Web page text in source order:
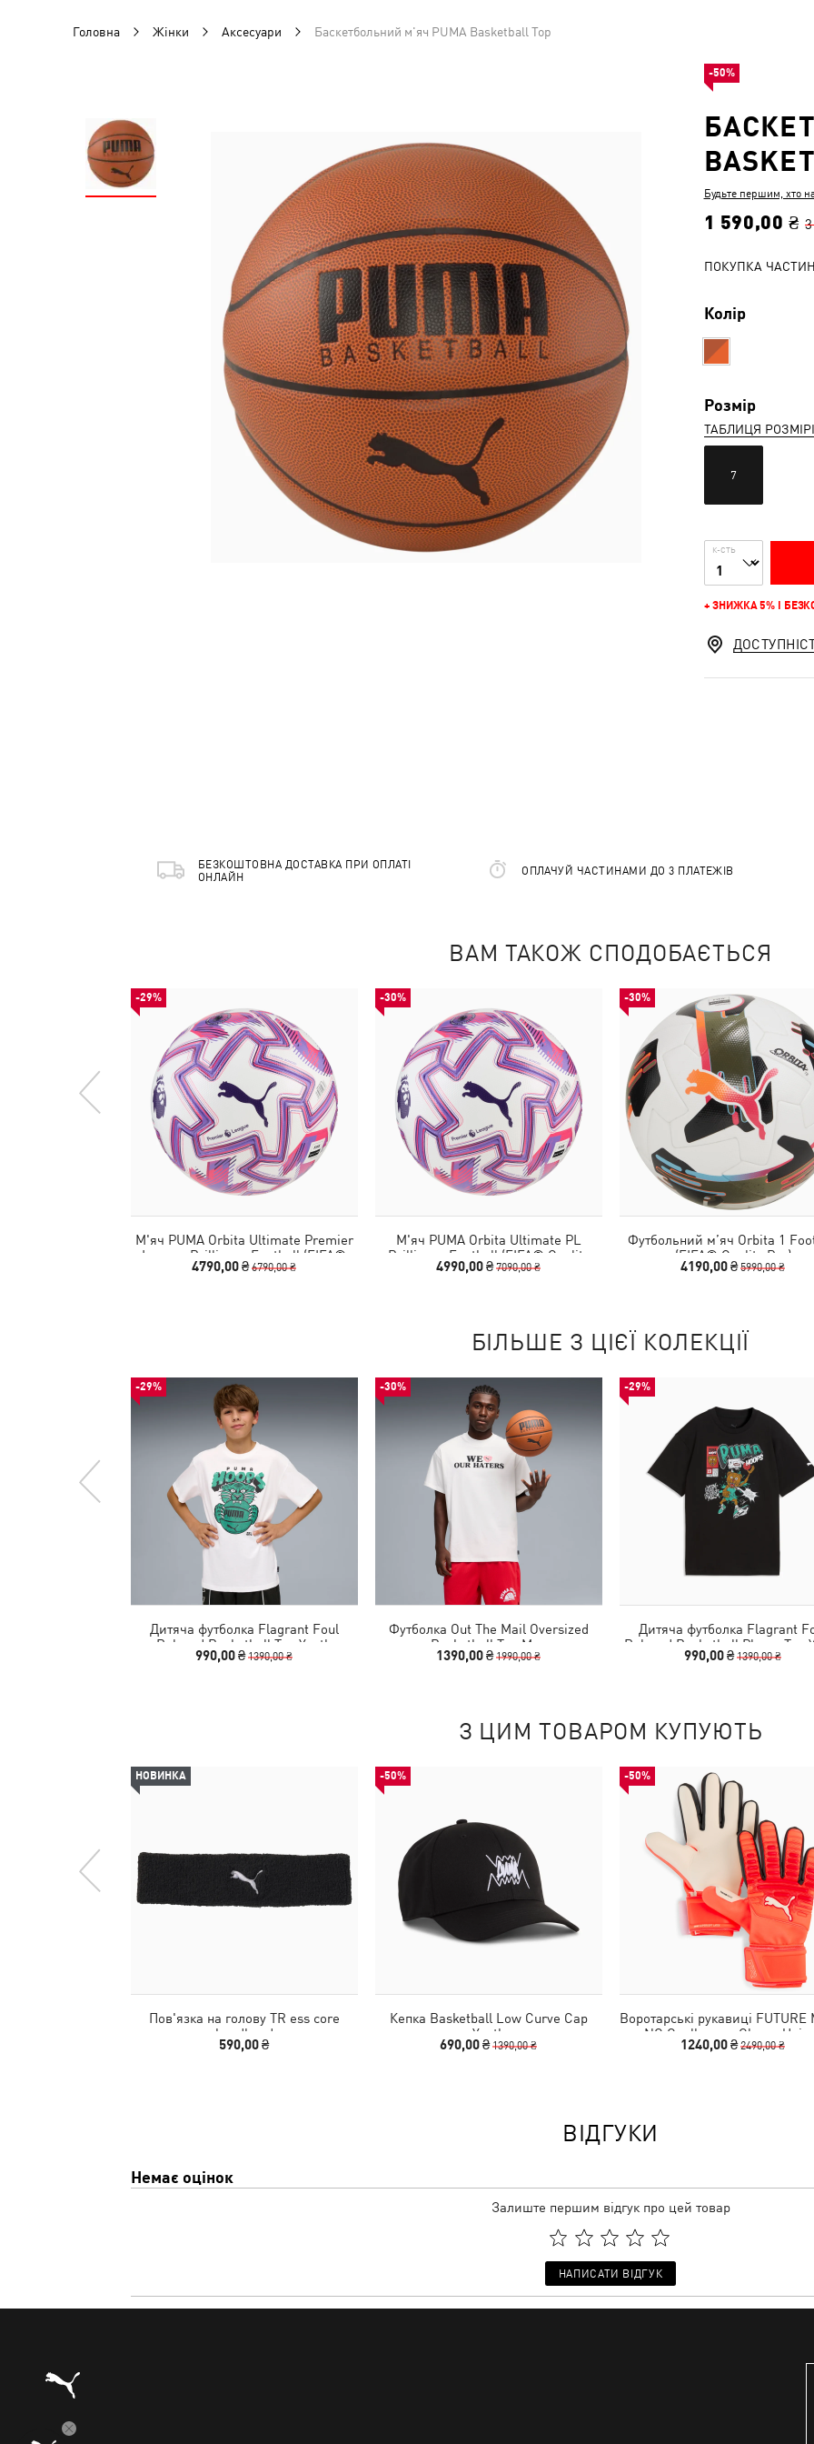
Головна Жінки Аксесуари Баскетбольний м'яч PUMA Basketball Top
Будьте першим, хто
1 590,00 ₴
ПОКУПКА
Колір
Розмір
ТАБЛИЦЯ
7
К-СТЬ
+ ЗНИЖКА 5% І
-50%
БЕЗКОШТОВНА ДОСТАВКА ПРИ ОПЛАТІ
ОНЛАЙН
ОПЛАЧУЙ ЧАСТИНАМИ ДО 3 ПЛАТЕЖІВ
ВАМ ТАКОЖ СПОДОБАЄТЬСЯ
-29%
М'яч PUMA Orbita Ultimate Premier
League Brilliance Football (FIFA®
Quality Pro)
4790,00 ₴6790,00 ₴
-30%
М'яч PUMA Orbita Ultimate PL
Brilliance Football (FIFA® Quality
Pro)
4990,00 ₴7090,00 ₴
-30%
Футбольний м’яч Orbita 1
(FIFA® Quality Pro)
4190,00 ₴5990,00 ₴
БІЛЬШЕ З ЦІЄЇ КОЛЕКЦІЇ
-29%
Дитяча футболка Flagrant Foul
Relaxed Basketball Tee Youth
990,00 ₴1390,00 ₴
-30%
Футболка Out The Mail Oversized
Basketball Tee Men
1390,00 ₴1990,00 ₴
-29%
Дитяча футболка Flagrant
Relaxed Basketball Player Tee
990,00 ₴1390,00 ₴
З ЦИМ ТОВАРОМ КУПУЮТЬ
НОВИНКА
Пов'язка на голову TR ess core
headband
590,00 ₴
-50%
Кепка Basketball Low Curve Cap
Youth
690,00 ₴1390,00 ₴
-50%
Воротарські рукавиці FUTURE
NC Goalkeeper Gloves Unisex
1240,00 ₴2490,00 ₴
ВІДГУКИ
Немає оцінок
Залиште першим відгук про цей товар
НАПИСАТИ ВІДГУК